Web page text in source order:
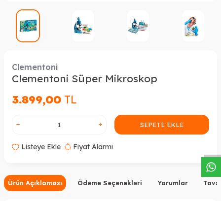
W
h
a
s
a
p
p
D
e
s
t
e
H
a
t
t
Clementoni
Clementoni Süper Mikroskop
3.899,00 TL
SEPETE EKLE
Listeye Ekle Fiyat Alarmı
Ürün Açıklaması Ödeme Seçenekleri Yorumlar